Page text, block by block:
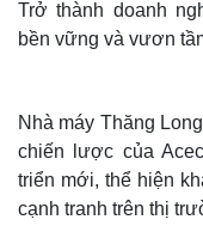
Thế giới
Quan sát
Cuộc sống đó đây
Trở thành doanh
bền vững và vươn
Nhà máy Thăng
chiến lược của
triển mới, thể hiện
cạnh tranh trên thị